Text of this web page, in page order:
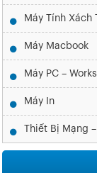
Máy Tính Xách
Máy Macbook
Máy PC –
Máy In
Thiết Bị Mạng